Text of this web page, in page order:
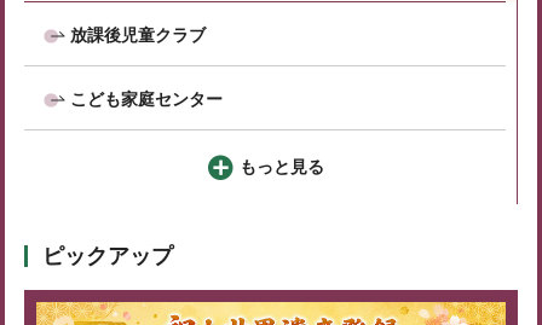
放課後児童クラブ
こども家庭センター
もっと見る
ピックアップ